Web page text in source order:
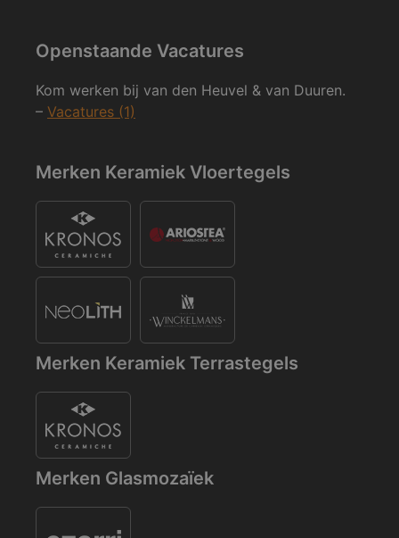
Openstaande Vacatures
Kom werken bij van den Heuvel & van Duuren.
– Vacatures (1)
Merken Keramiek Vloertegels
Merken Keramiek Terrastegels
Merken Glasmozaïek